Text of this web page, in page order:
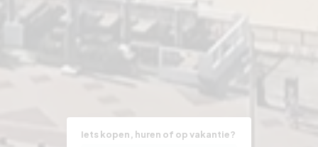
Iets kopen, huren of op vakantie?